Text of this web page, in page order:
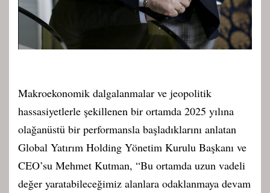
Makroekonomik dalgalanmalar ve jeopolitik
hassasiyetlerle şekillenen bir ortamda 2025 yılına
olağanüstü bir performansla başladıklarını anlatan
Global Yatırım Holding Yönetim Kurulu Başkanı ve
CEO’su Mehmet Kutman, “Bu ortamda uzun vadeli
değer yaratabileceğimiz alanlara odaklanmaya devam